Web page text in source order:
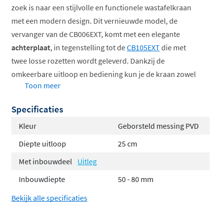
zoek is naar een stijlvolle en functionele wastafelkraan
met een modern design. Dit vernieuwde model, de
vervanger van de CB006EXT, komt met een elegante
achterplaat, in tegenstelling tot deCB105EXTdie met
twee losse rozetten wordt geleverd. Dankzij de
omkeerbare uitloop en bediening kun je de kraan zowel
links als rechts plaatsen, wat flexibiliteit biedt bij de
Met een dieptekeuze van 18 of 25 cm
past dit
zodat het altijd geschikt is voor jouw
badkameropstelling.Let op
worden bijbesteld voor een complete installatie.
Het afbouwdeel beschikt over het innovatieve
Toon meer
Specificaties
Kleur
Geborsteld messing PVD
Diepte uitloop
25 cm
Met inbouwdeel Uitleg
Inbouwdiepte
50 - 80 mm
Bekijk alle specificaties